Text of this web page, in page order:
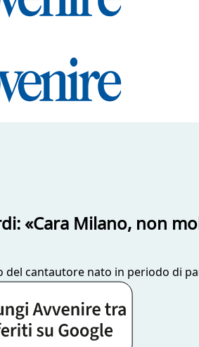
«Cara Milano, non
del cantautore nato in periodo di